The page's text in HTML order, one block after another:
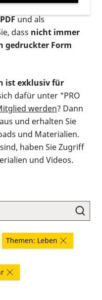
Variante
und als
dass nicht immer
gedruckter Form
ist exklusiv für
dafür unter "PRO
werden? Dann
aus und erhalten Sie
und Materialien.
sind, haben Sie Zugriff
und Videos.
Themen: Leben